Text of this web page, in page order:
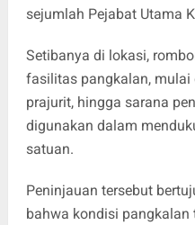
sejumlah Pejabat Utama
Setibanya di lokasi,
fasilitas pangkalan, mulai
prajurit, hingga sarana
digunakan dalam
satuan.
Peninjauan tersebut
bahwa kondisi pangkalan